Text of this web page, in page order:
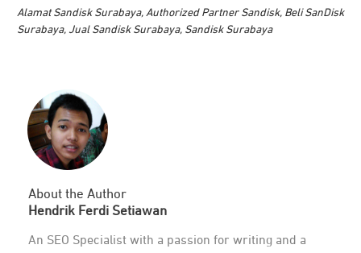
Alamat Sandisk Surabaya, Authorized Partner Sandisk, Beli SanDisk
Surabaya, Jual Sandisk Surabaya, Sandisk Surabaya
About the Author
Hendrik Ferdi Setiawan
An SEO Specialist with a passion for writing and a